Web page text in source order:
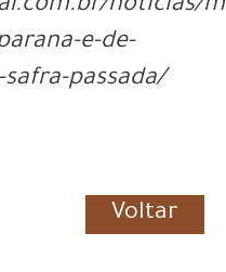
noticias/
e-de-
passada/
Voltar